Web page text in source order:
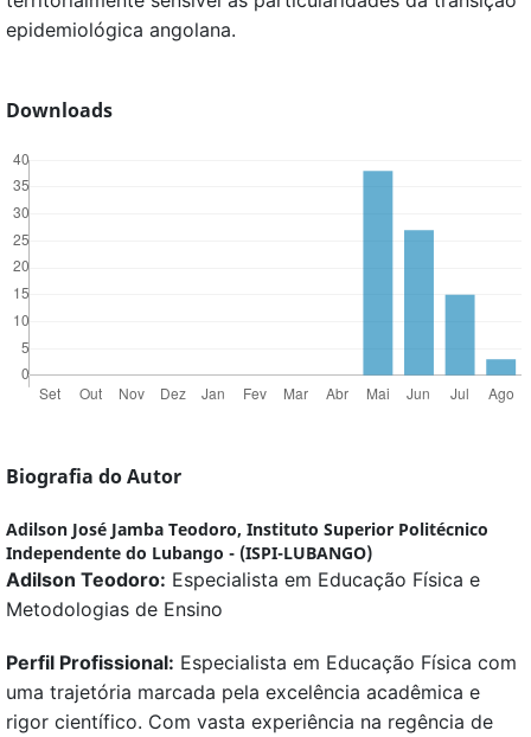
epidemiológica angolana.
Downloads
Biografia do Autor
Adilson José Jamba Teodoro, Instituto Superior Politécnico
Independente do Lubango - (ISPI-LUBANGO)
Adilson Teodoro: Especialista em Educação Física e
Metodologias de Ensino
Perfil Profissional: Especialista em Educação Física com
uma trajetória marcada pela excelência acadêmica e
rigor científico. Com vasta experiência na regência de